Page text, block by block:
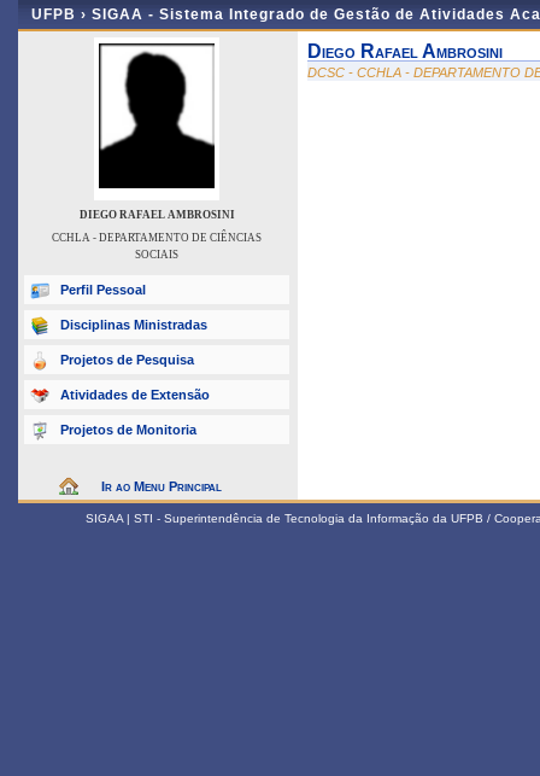
UFPB › SIGAA - Sistema Integrado de Gestão de Atividades
DIEGO RAFAEL AMBROSINI
CCHLA - DEPARTAMENTO DE CIÊNCIAS
SOCIAIS
Perfil Pessoal
Disciplinas Ministradas
Projetos de Pesquisa
Atividades de Extensão
Projetos de Monitoria
Ir ao Menu Principal
Diego Rafael Ambrosini
DCSC - CCHLA - DEPARTAMENTO
SIGAA | STI - Superintendência de Tecnologia da Informação da UFPB /